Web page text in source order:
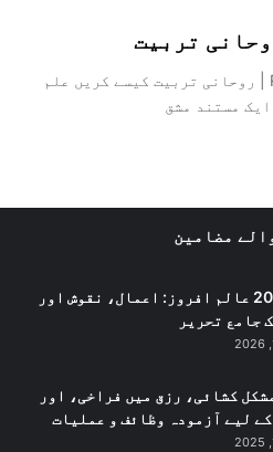
Roohani tarbiyat kaise karein | روحانی تربیت کیسے کریں علم
مستند مشق
مضامین
نوروز 2025 عالم افروز: اعمال، نقوش اور
جامع تحریر
کشائی، رزق میں فراخی، اور
لیے آزمودہ وظائف و عملیات